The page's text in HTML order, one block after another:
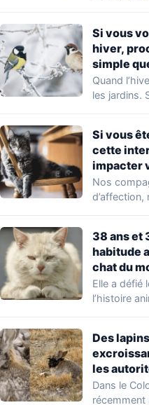
Si vous
hiver,
simple
bien
Quand
les jardins.
Si vous
cette
impacter
Nos
38 ans et
habitude
chat du
Elle a défié
l’histoire
Des
les
le virus
Dans le
récemment